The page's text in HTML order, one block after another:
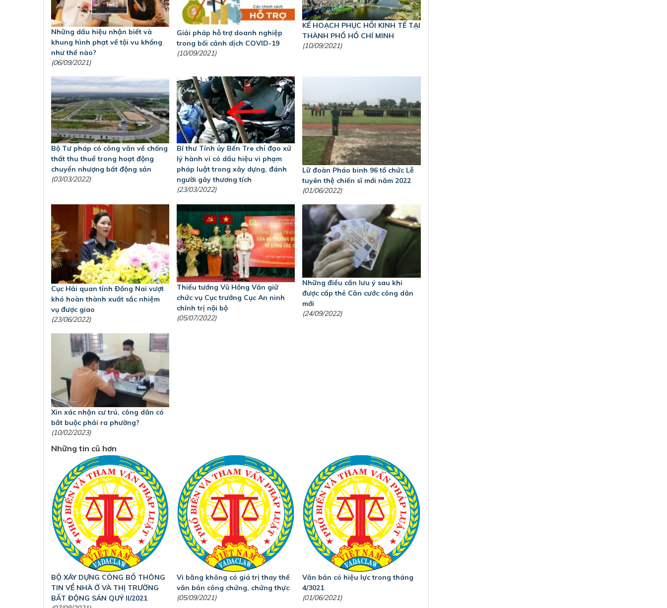
Những dấu hiệu nhận biết và
khung hình phạt về tội vu khống
như thế nào?
(06/09/2021)
Giải pháp hỗ trợ doanh nghiệp
trong bối cảnh dịch COVID-19
(10/09/2021)
KẾ HOẠCH PHỤC HỒI KINH TẾ TẠI
THÀNH PHỐ HỒ CHÍ MINH
(10/09/2021)
Bộ Tư pháp có công văn về chống
thất thu thuế trong hoạt động
chuyển nhượng bất động sản
(03/03/2022)
Bí thư Tỉnh ủy Bến Tre chỉ đạo xử
lý hành vi có dấu hiệu vi phạm
pháp luật trong xây dựng, đánh
người gây thương tích
(23/03/2022)
Lữ đoàn Pháo binh 96 tổ chức Lễ
tuyên thệ chiến sĩ mới năm 2022
(01/06/2022)
Cục Hải quan tỉnh Đồng Nai vượt
khó hoàn thành xuất sắc nhiệm
vụ được giao
(23/06/2022)
Thiếu tướng Vũ Hồng Văn giữ
chức vụ Cục trưởng Cục An ninh
chính trị nội bộ
(05/07/2022)
Những điều cần lưu ý sau khi
được cấp thẻ Căn cước công dân
mới
(24/09/2022)
Xin xác nhận cư trú, công dân có
bắt buộc phải ra phường?
(10/02/2023)
Những tin cũ hơn
BỘ XÂY DỰNG CÔNG BỐ THÔNG
TIN VỀ NHÀ Ở VÀ THỊ TRƯỜNG
BẤT ĐỘNG SẢN QUÝ II/2021
Vi bằng không có giá trị thay thế
văn bản công chứng, chứng thực
(05/09/2021)
Văn bản có hiệu lực trong tháng
4/3021
(01/06/2021)